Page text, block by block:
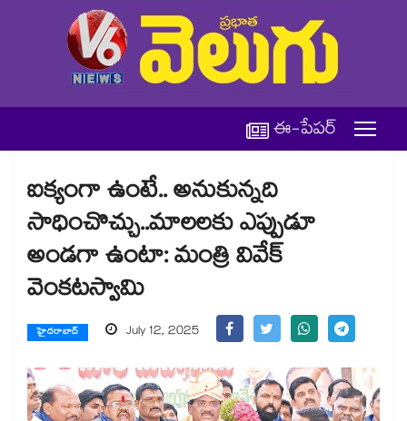
ఈ-పేపర్
ఐక్యంగా ఉంటే.. అనుకున్నది
సాధించొచ్చు..మాలలకు ఎప్పుడూ
అండగా ఉంటా: మంత్రి వివేక్
వెంకటస్వామి
హైదరాబాద్ July 12, 2025